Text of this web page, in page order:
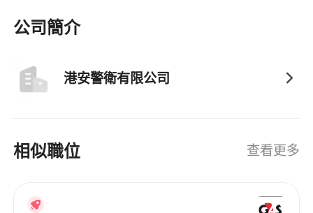
公司簡介
港安警衛有限公司
相似職位 查看更多